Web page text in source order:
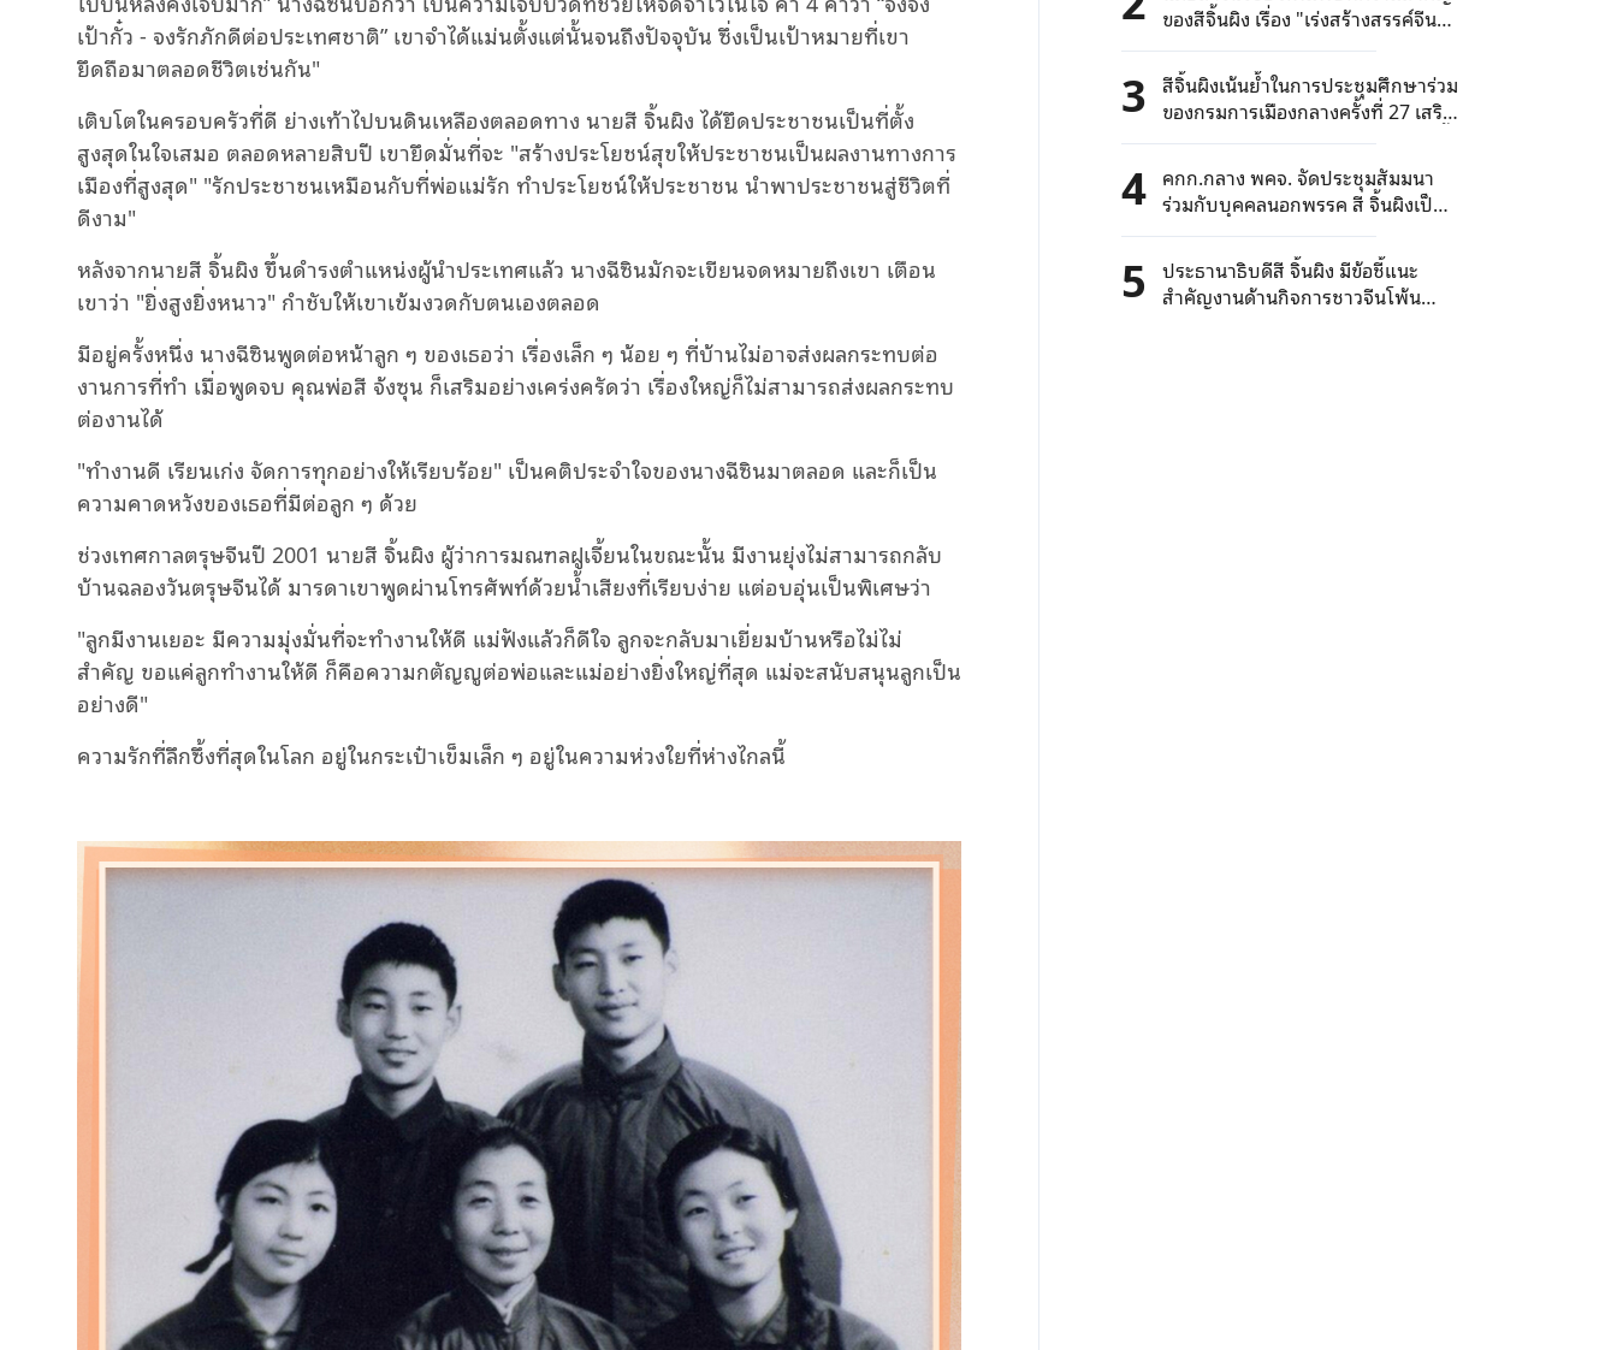
เป้ากั๋ว - จงรักภักดีต่อประเทศชาติ” เขาจําได้แม่นตั้งแต่นั้นจนถึงปัจจุบัน ซึ่งเป็นเป้าหมายที่เขา
ยึดถือมาตลอดชีวิตเช่นกัน"
เติบโตในครอบครัวที่ดี ย่างเท้าไปบนดินเหลืองตลอดทาง นายสี จิ้นผิง ได้ยึดประชาชนเป็นที่ตั้ง
สูงสุดในใจเสมอ ตลอดหลายสิบปี เขายึดมั่นที่จะ "สร้างประโยชน์สุขให้ประชาชนเป็นผลงานทางการ
เมืองที่สูงสุด" "รักประชาชนเหมือนกับที่พ่อแม่รัก ทําประโยชน์ให้ประชาชน นำพาประชาชนสู่ชีวิตที่
ดีงาม"
หลังจากนายสี จิ้นผิง ขึ้นดำรงตําแหน่งผู้นําประเทศแล้ว นางฉีซินมักจะเขียนจดหมายถึงเขา เตือน
เขาว่า "ยิ่งสูงยิ่งหนาว" กำชับให้เขาเข้มงวดกับตนเองตลอด
มีอยู่ครั้งหนึ่ง นางฉีซินพูดต่อหน้าลูก ๆ ของเธอว่า เรื่องเล็ก ๆ น้อย ๆ ที่บ้านไม่อาจส่งผลกระทบต่อ
งานการที่ทำ เมื่อพูดจบ คุณพ่อสี จ้งซุน ก็เสริมอย่างเคร่งครัดว่า เรื่องใหญ่ก็ไม่สามารถส่งผลกระทบ
ต่องานได้
"ทํางานดี เรียนเก่ง จัดการทุกอย่างให้เรียบร้อย" เป็นคติประจําใจของนางฉีซินมาตลอด และก็เป็น
ความคาดหวังของเธอที่มีต่อลูก ๆ ด้วย
ช่วงเทศกาลตรุษจีนปี 2001 นายสี จิ้นผิง ผู้ว่าการมณฑลฝูเจี้ยนในขณะนั้น มีงานยุ่งไม่สามารถกลับ
บ้านฉลองวันตรุษจีนได้ มารดาเขาพูดผ่านโทรศัพท์ด้วยน้ำเสียงที่เรียบง่าย แต่อบอุ่นเป็นพิเศษว่า
"ลูกมีงานเยอะ มีความมุ่งมั่นที่จะทํางานให้ดี แม่ฟังแล้วก็ดีใจ ลูกจะกลับมาเยี่ยมบ้านหรือไม่ไม่
สำคัญ ขอแค่ลูกทํางานให้ดี ก็คือความกตัญญูต่อพ่อและแม่อย่างยิ่งใหญ่ที่สุด แม่จะสนับสนุนลูกเป็น
อย่างดี"
ความรักที่ลึกซึ้งที่สุดในโลก อยู่ในกระเป๋าเข็มเล็ก ๆ อยู่ในความห่วงใยที่ห่างไกลนี้
ของสีจิ้นผิง เรื่อง "เร่งสร้างสรรค์จีนที่
มีสุขภาพดี"
3 สีจิ้นผิงเน้นย้ำในการประชุมศึกษาร่วม
ของกรมการเมืองกลางครั้งที่ 27 เสริม
สร้างการพัฒนาเชิงนวัตกรรมให้ลึกซึ้ง
ยิ่งขึ้น ปรับปรุงกองทัพให้ทันสมัย
4 คกก.กลาง พคจ. จัดประชุมสัมมนา
ร่วมกับบุคคลนอกพรรค สี จิ้นผิงเป็น
ประธานการประชุมและกล่าว
สุนทรพจน์
5 ประธานาธิบดีสี จิ้นผิง มีข้อชี้แนะ
สำคัญงานด้านกิจการชาวจีนโพ้น